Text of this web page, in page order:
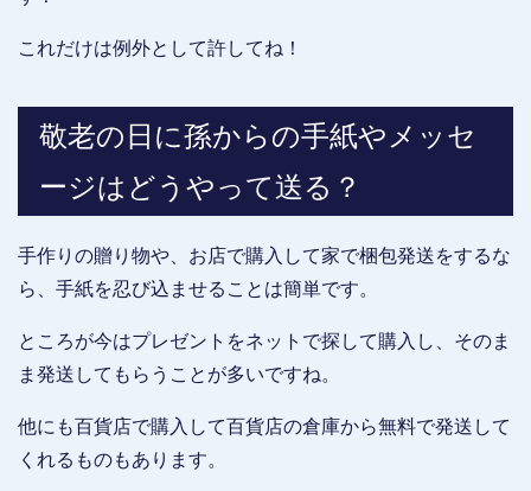
これだけは例外として許してね！
敬老の日に孫からの手紙やメッセ
ージはどうやって送る？
手作りの贈り物や、お店で購入して家で梱包発送をするな
ら、手紙を忍び込ませることは簡単です。
ところが今はプレゼントをネットで探して購入し、そのま
ま発送してもらうことが多いですね。
他にも百貨店で購入して百貨店の倉庫から無料で発送して
くれるものもあります。